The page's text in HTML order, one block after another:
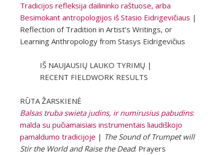
Tradicijos refleksija dailininko raštuose, arba
Besimokant antropologijos iš Stasio Eidrigevičiaus |
Reflection of Tradition in Artist’s Writings, or
Learning Anthropology from Stasys Eidrigevičius
IŠ NAUJAUSIŲ LAUKO TYRIMŲ |
RECENT FIELDWORK RESULTS
RŪTA ŽARSKIENĖ
Balsas truba swieta judins, ir numirusius pabudins:
malda su pučiamaisiais instrumentais liaudiškojo
pamaldumo tradicijoje | The Sound of Trumpet will
Stir the World and Raise the Dead: Prayers